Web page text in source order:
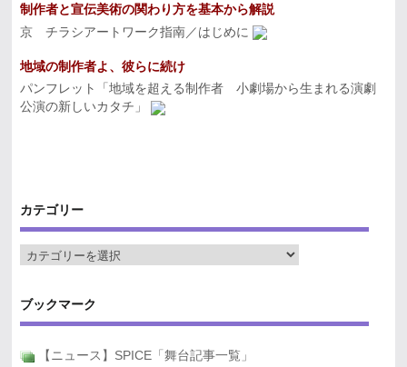
制作者と宣伝美術の関わり方を基本から解説
京 チラシアートワーク指南／はじめに
地域の制作者よ、彼らに続け
パンフレット「地域を超える制作者 小劇場から生まれる演劇
公演の新しいカタチ」
カテゴリー
ブックマーク
【ニュース】SPICE「舞台記事一覧」